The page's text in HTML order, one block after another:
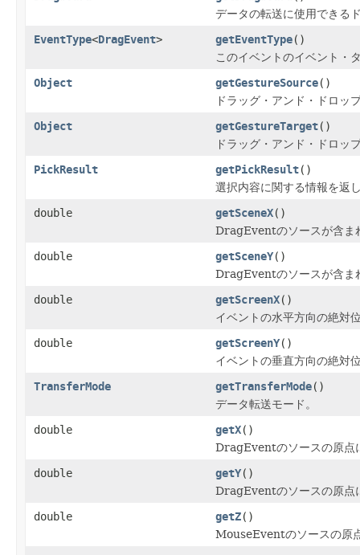
データの転送に使用できる
EventType<DragEvent> getEventType()
このイベントのイベント・
Object getGestureSource()
ドラッグ・アンド・ドロッ
Object getGestureTarget()
ドラッグ・アンド・ドロッ
PickResult getPickResult()
選択内容に関する情報を返
double getSceneX()
DragEventのソースが含ま
double getSceneY()
DragEventのソースが含ま
double getScreenX()
イベントの水平方向の絶対
double getScreenY()
イベントの垂直方向の絶対
TransferMode getTransferMode()
データ転送モード。
double getX()
DragEventのソースの原点
double getY()
DragEventのソースの原点
double getZ()
MouseEventのソースの原